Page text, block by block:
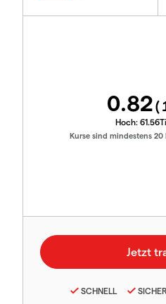
0.82(
Hoch: 61.56
Kurse sind mindestens
SCHNELL SICHER